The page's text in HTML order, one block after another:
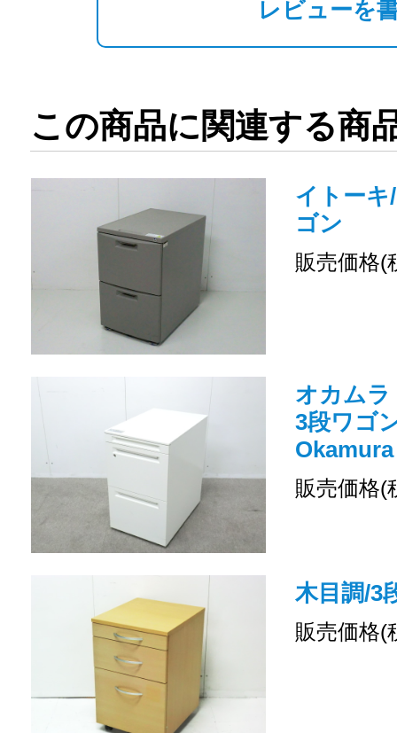
レビューを
この商品に関連する商
イトーキ
ゴン
販売価格(
オカム
3段ワゴ
Okamura
販売価格(
木目調/3
販売価格(